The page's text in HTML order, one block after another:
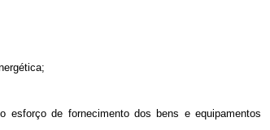
esforço de fornecimento dos bens e equipamentos